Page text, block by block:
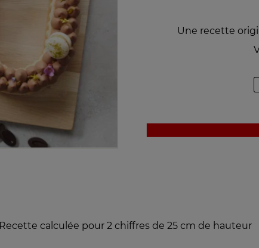
Une recette
Recette calculée pour 2 chiffres de 25 cm de hauteur